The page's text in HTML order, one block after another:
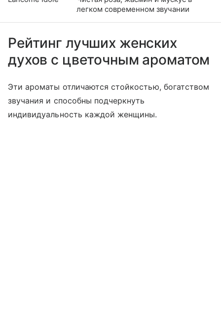
легком современном звучании
Рейтинг лучших женских
духов с цветочным ароматом
Эти ароматы отличаются стойкостью, богатством
звучания и способны подчеркнуть
индивидуальность каждой женщины.